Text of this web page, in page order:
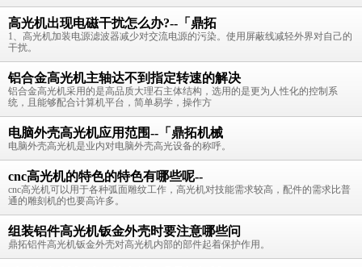
高光机出现电磁干扰怎么办?--「鼎拓
1、高光机加装电源滤波器减少对交流电源的污染。使用屏蔽线减轻外界对自己的
干扰。
铝合金高光机主轴达不到指定转速的解决
铝合金高光机采用的是高品质大理石主体结构，选用的是更为人性化的控制系
统，且能够配合计算机平台，简单易学，操作方
电脑外壳高光机应用范围--「鼎拓机械
电脑外壳高光机是业内对电脑外壳高光设备的称呼。
cnc高光机的特色的特色有哪些呢--
cnc高光机可以用于各种弧面雕纹工作，高光机对技能需求较高，配件的需求比普
通的雕刻机的也要高许多。
组装铝件高光机钣金外壳时要注意哪些问
鼎拓铝件高光机钣金外壳对高光机内部的部件起着保护作用。